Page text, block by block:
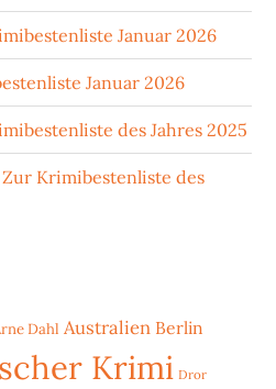
Januar 2026
Januar 2026
des Jahres 2025
Zur Krimibestenliste des
Dahl Australien Berlin
Krimi Dror